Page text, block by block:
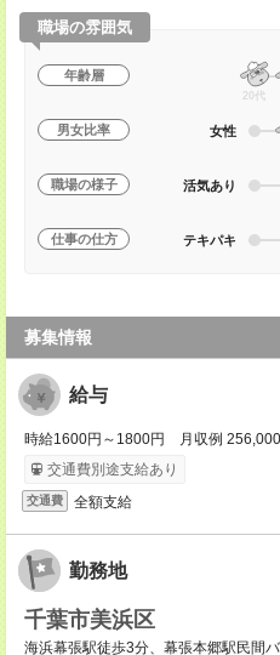
職場の雰囲気
年齢層
20代
男女比率 女性
職場の様子 活気あり
仕事の仕方 テキパキ
募集情報
給与
時給1600円～1800円 月収例
交通費別途支給あり
交通費 全額支給
勤務地
千葉市美浜区
海浜幕張駅徒歩3分、幕張本郷駅民